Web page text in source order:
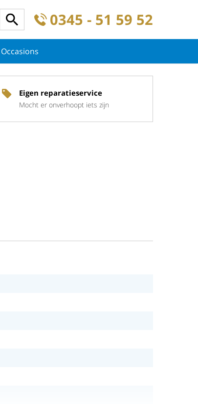
0345 - 51 59 52
Occasions
Eigen reparatieservice
Mocht er onverhoopt iets zijn